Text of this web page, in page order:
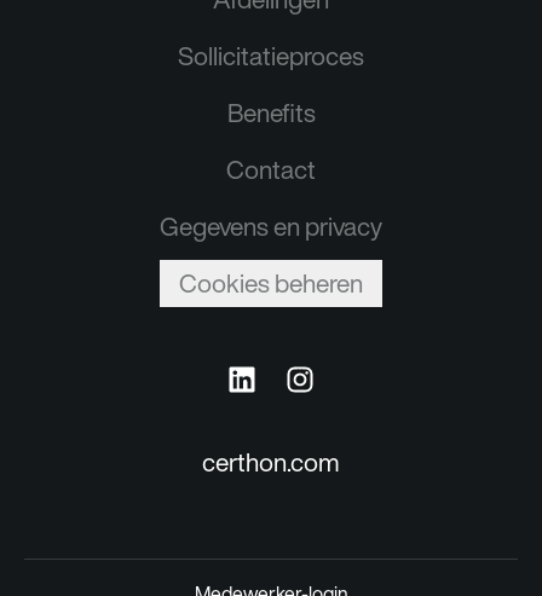
Sollicitatieproces
Benefits
Contact
Gegevens en privacy
Cookies beheren
certhon.com